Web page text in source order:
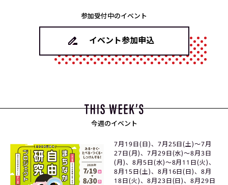
参加受付中のイベント
イベント参加申込
今週のイベント
7月19日(日)、7月25日(土)〜7月
27日(月)、7月29日(水)〜8月3日
(月)、8月5日(水)〜8月11日(火)、
8月15日(土)、8月16日(日)、8月
18日(火)、8月23日(日)、8月29日